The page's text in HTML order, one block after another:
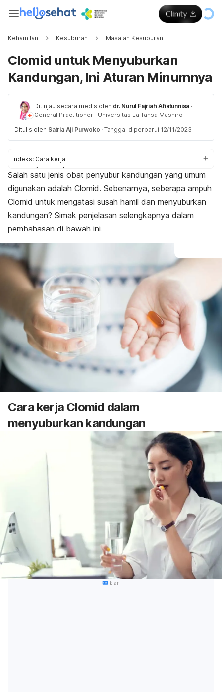
Kehamilan Kesuburan Masalah Kesuburan
Clomid untuk Menyuburkan
Kandungan, Ini Aturan Minumnya
Ditinjau secara medis oleh dr. Nurul Fajriah Afiatunnisa ·
General Practitioner · Universitas La Tansa Mashiro
Ditulis oleh Satria Aji Purwoko · Tanggal diperbarui 12/11/2023
Indeks: Cara kerja
Aturan pakai
Hasil pengobatan
Salah satu jenis obat penyubur kandungan yang umum
digunakan adalah Clomid. Sebenarnya, seberapa ampuh
Clomid untuk mengatasi susah hamil dan menyuburkan
kandungan? Simak penjelasan selengkapnya dalam
pembahasan di bawah ini.
Cara kerja Clomid dalam
menyuburkan kandungan
Iklan